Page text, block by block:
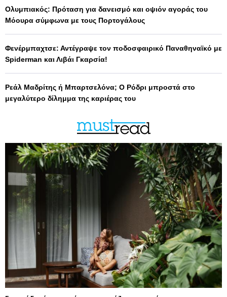
Ολυμπιακός: Πρόταση για δανεισμό και οψιόν αγοράς του
Μόουρα σύμφωνα με τους Πορτογάλους
Φενέρμπαχτσε: Αντέγραψε τον ποδοσφαιρικό Παναθηναϊκό με
Spiderman και Λιβάι Γκαρσία!
Ρεάλ Μαδρίτης ή Μπαρτσελόνα; Ο Ρόδρι μπροστά στο
μεγαλύτερο δίλημμα της καριέρας του